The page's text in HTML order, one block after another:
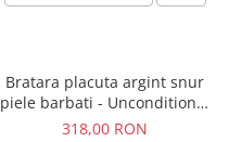
Bratara placuta argint snur
piele barbati - Unconditional
Love
318,00 RON